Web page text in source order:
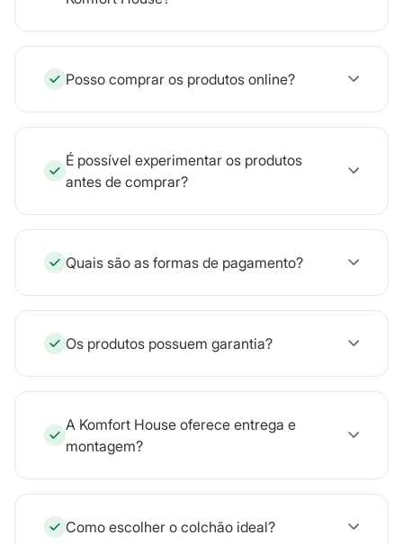
Posso comprar os produtos online?
É possível experimentar os produtos
antes de comprar?
Quais são as formas de pagamento?
Os produtos possuem garantia?
A Komfort House oferece entrega e
montagem?
Como escolher o colchão ideal?